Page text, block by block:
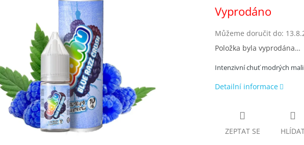
cena:
Vyprodáno
Můžeme doručit do:
Položka byla vyprodána…
Intenzivní chuť modrých
Detailní informace
ZEPTAT SE